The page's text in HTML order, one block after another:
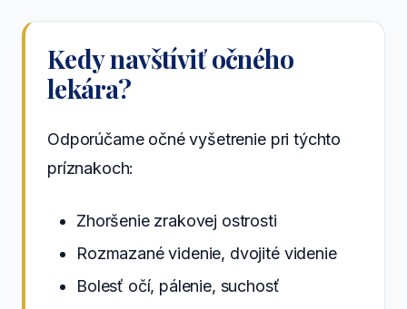
Kedy navštíviť očného
lekára?
Odporúčame očné vyšetrenie pri týchto
príznakoch:
Zhoršenie zrakovej ostrosti
Rozmazané videnie, dvojité videnie
Bolesť očí, pálenie, suchosť